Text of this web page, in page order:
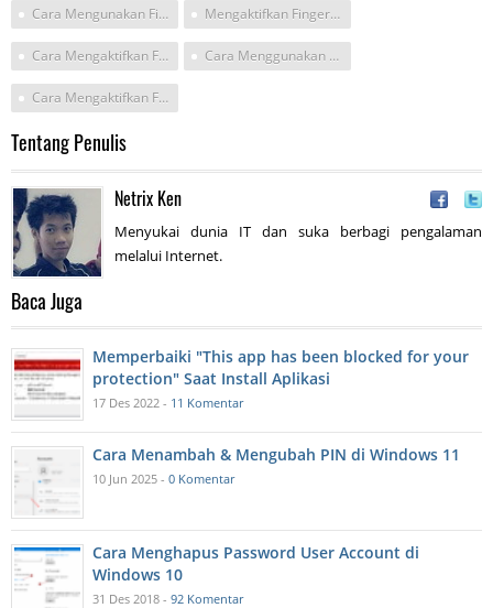
Cara Mengunakan Finger Print Di Windows 10 Mengaktifkan Finger Print Di Win10
Cara Mengaktifkan Fingerprint Win 10 Cara Menggunakan Fingerprint Pada Windows 10
Cara Mengaktifkan Fingerprint Di Widnwos 10
Tentang Penulis
Netrix Ken
Menyukai dunia IT dan suka berbagi pengalaman
melalui Internet.
Baca Juga
Memperbaiki "This app has been blocked for your
protection" Saat Install Aplikasi
17 Des 2022 - 11 Komentar
Cara Menambah & Mengubah PIN di Windows 11
10 Jun 2025 - 0 Komentar
Cara Menghapus Password User Account di
Windows 10
31 Des 2018 - 92 Komentar